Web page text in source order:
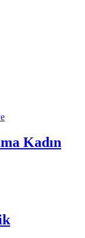
Kadın